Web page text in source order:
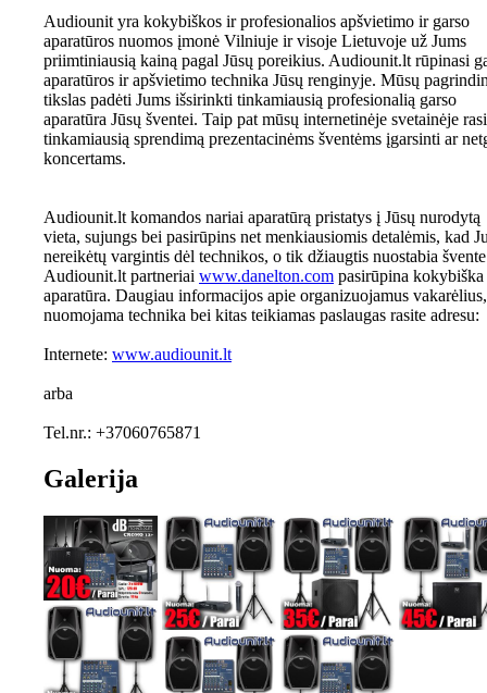
Audiounit yra kokybiškos ir profesionalios apšvietimo ir garso
aparatūros nuomos įmonė Vilniuje ir visoje Lietuvoje už Jums
priimtiniausią kainą pagal Jūsų poreikius. Audiounit.lt rūpinasi
aparatūros ir apšvietimo technika Jūsų renginyje. Mūsų
tikslas padėti Jums išsirinkti tinkamiausią profesionalią garso
aparatūra Jūsų šventei. Taip pat mūsų internetinėje svetainėje
tinkamiausią sprendimą prezentacinėms šventėms įgarsinti ar
koncertams.
Audiounit.lt komandos nariai aparatūrą pristatys į Jūsų nurodytą
vieta, sujungs bei pasirūpins net menkiausiomis detalėmis, kad
nereikėtų vargintis dėl technikos, o tik džiaugtis nuostabia
Audiounit.lt partneriai www.danelton.com pasirūpina kokybiška
aparatūra. Daugiau informacijos apie organizuojamus vakarėlius,
nuomojama technika bei kitas teikiamas paslaugas rasite adresu:
Internete: www.audiounit.lt
arba
Tel.nr.: +37060765871
Galerija